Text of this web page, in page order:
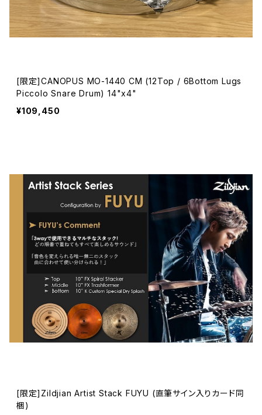
[限定]CANOPUS MO-1440 CM (12Top / 6Bottom Lugs
Piccolo Snare Drum) 14"x4"
¥109,450
[限定]Zildjian Artist Stack FUYU (直筆サイン入りカード同
梱)